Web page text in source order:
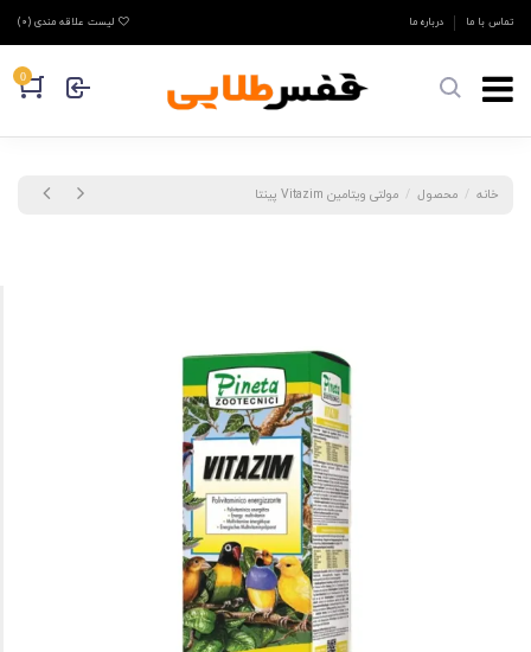
تماس با ما درباره ما لیست علاقه مندی (0
)
0
خانه محصول مولتی ویتامین Vitazim پینتا